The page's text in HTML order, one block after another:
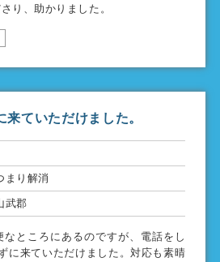
り、助かりました。
来ていただけました。
まり解消
武郡
なところにあるのですが、電話をし
に来ていただけました。対応も素晴